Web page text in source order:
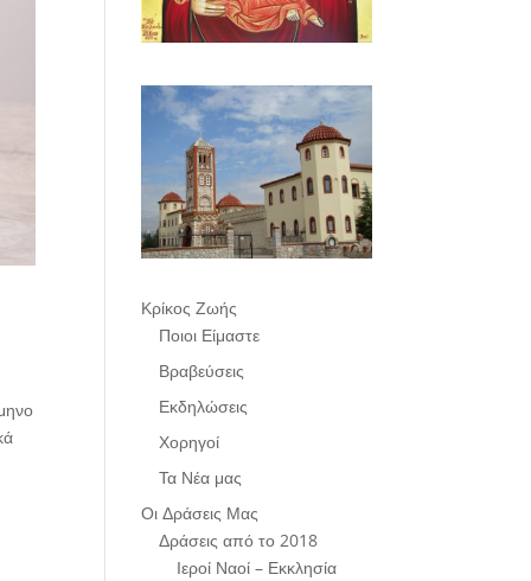
Κρίκος Ζωής
Ποιοι Είμαστε
Βραβεύσεις
Εκδηλώσεις
Χορηγοί
Τα Νέα μας
Οι Δράσεις Μας
Δράσεις από το 2018
Ιεροί Ναοί – Εκκλησία